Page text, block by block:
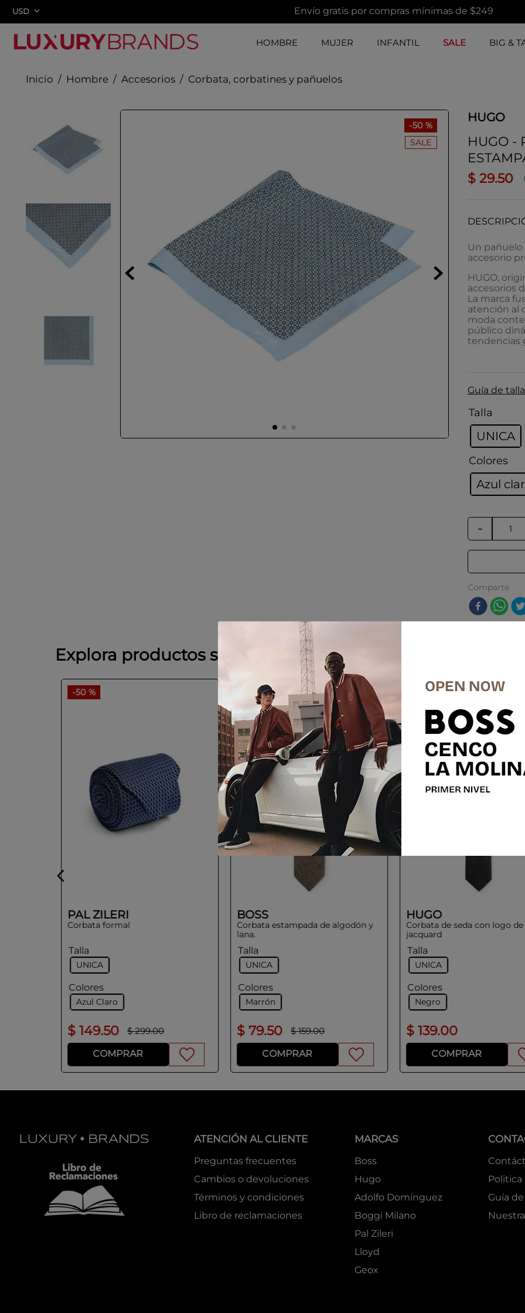
Envío gratis por compras mínimas de $249
USD
HOMBRE MUJER INFANTIL SALE BIG &
Hombre Accesorios Corbata, corbatines y pañuelos
-50 %
SALE
HUGO
HUGO -
$ 29.50
Un pañuelo
accesorio
HUGO,
accesorios
La marca
atención al
moda
público
tendencias
Guía de
Talla
UNICA
Colores
Azul
－
Comparte
Explora productos similares
-50 %
PAL ZILERI
Corbata formal
Talla
UNICA
Colores
Azul Claro
$ 149.50 $ 299.00
COMPRAR
50 %
BOSS
Corbata estampada de algodón y
lana.
Talla
UNICA
Colores
Marrón
$ 79.50 $ 159.00
COMPRAR
HUGO
Corbata de seda con logo de
jacquard
Talla
UNICA
Colores
Negro
$ 139.00
COMPRAR
ATENCIÓN AL CLIENTE
Preguntas frecuentes
Cambios o devoluciones
Términos y condiciones
Libro de reclamaciones
MARCAS
Boss
Hugo
Adolfo Domínguez
Boggi Milano
Pal Zileri
Lloyd
Geox
Guía